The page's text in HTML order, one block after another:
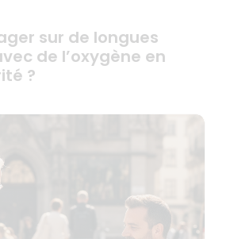
sur de longues
de l’oxygène en
?